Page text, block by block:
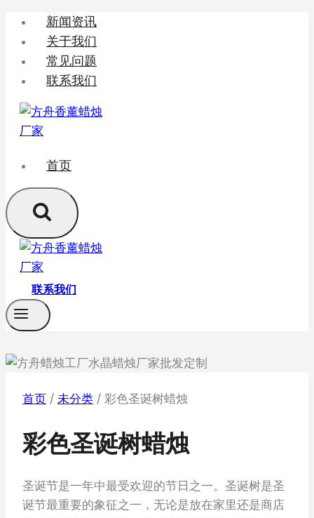
新闻资讯
关于我们
常见问题
联系我们
首页
联系我们
首页 / 未分类 / 彩色圣诞树蜡烛
彩色圣诞树蜡烛
圣诞节是一年中最受欢迎的节日之一。圣诞树是圣
诞节最重要的象征之一，无论是放在家里还是商店